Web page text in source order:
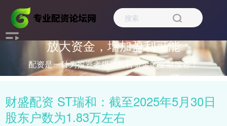
放大资金，增加盈利可能
配资是一种为投资者提供杠杆资金的金融服务！
财盛配资 ST瑞和：截至2025年5月30日
股东户数为1.83万左右